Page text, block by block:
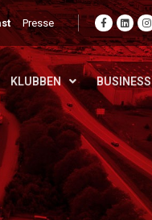
Presse
KLUBBEN BUSINESS